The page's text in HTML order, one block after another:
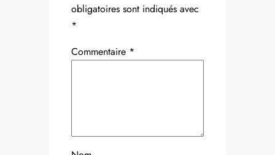
obligatoires sont indiqués avec
*
Commentaire *